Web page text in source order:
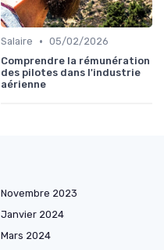
Salaire • 05/02/2026
Comprendre la rémunération
des pilotes dans l'industrie
aérienne
Novembre 2023
Janvier 2024
Mars 2024